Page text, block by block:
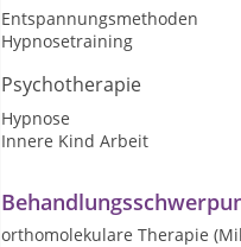
Entspannungsmethoden
Hypnosetraining
Psychotherapie
Hypnose
Innere Kind Arbeit
orthomolekulare Therapie